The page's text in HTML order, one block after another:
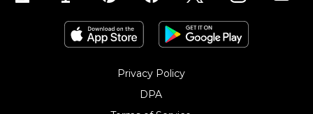
Privacy Policy
DPA